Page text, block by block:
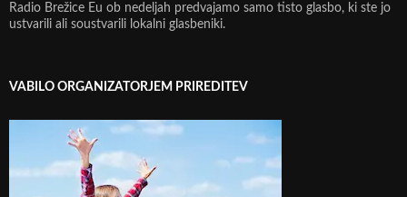
Radio Brežice Eu ob nedeljah predvajamo samo tisto glasbo, ki ste jo
ustvarili ali soustvarili lokalni glasbeniki.
VABILO ORGANIZATORJEM PRIREDITEV